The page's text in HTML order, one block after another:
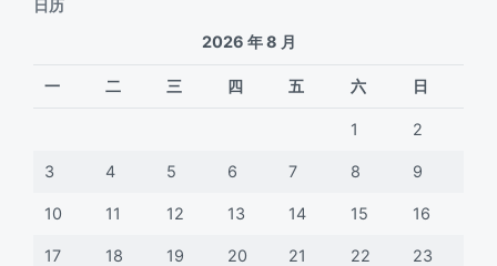
日历
2026 年 8 月
一 二 三 四 五 六 日
1 2
3 4 5 6 7 8 9
10 11 12 13 14 15 16
17 18 19 20 21 22 23